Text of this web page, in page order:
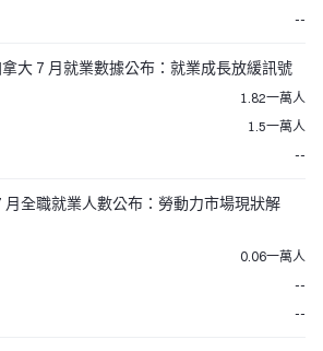
--
大 7 月就業數據公布：就業成長放緩訊號
1.82一萬人
1.5一萬人
--
月全職就業人數公布：勞動力市場現狀解
0.06一萬人
--
--